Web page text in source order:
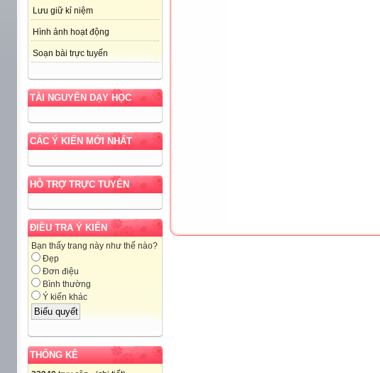
Lưu giữ kỉ niệm
Hình ảnh hoạt động
Soạn bài trực tuyến
TÀI NGUYÊN DẠY HỌC
CÁC Ý KIẾN MỚI NHẤT
HỖ TRỢ TRỰC TUYẾN
ĐIỀU TRA Ý KIẾN
Bạn thấy trang này như thế nào?
Đẹp
Đơn điệu
Bình thường
Ý kiến khác
THỐNG KÊ